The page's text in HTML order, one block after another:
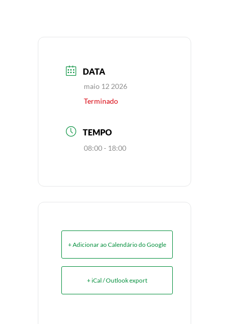
DATA
maio 12 2026
Terminado
TEMPO
08:00 - 18:00
+ Adicionar ao Calendário do Google
+ iCal / Outlook export